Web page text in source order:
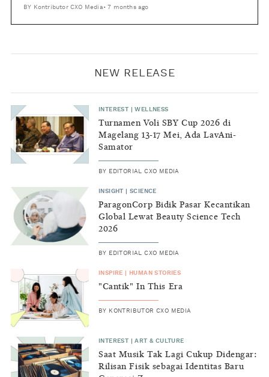
BY Kontributor CXO Media •7 months ago
NEW RELEASE
INTEREST |WELLNESS
Turnamen Voli SBY Cup 2026 di
Magelang 13-17 Mei, Ada LavAni-
Samator
BY EDITORIAL CXO MEDIA
INSIGHT |SCIENCE
ParagonCorp Bidik Pasar Kecantikan
Global Lewat Beauty Science Tech
2026
BY EDITORIAL CXO MEDIA
INSPIRE HUMAN STORIES
"Cantik" In This Era
BY KONTRIBUTOR CXO MEDIA
INTEREST |ART & CULTURE
Saat Musik Tak Lagi Cukup Didengar:
Rilisan Fisik sebagai Identitas Baru